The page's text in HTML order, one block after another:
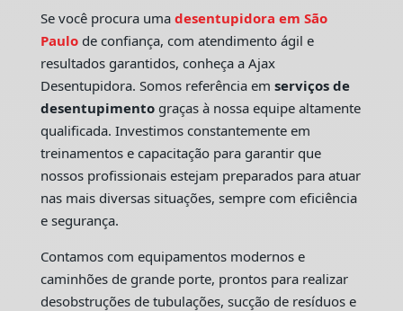
Se você procura uma desentupidora em São
Paulo de confiança, com atendimento ágil e
resultados garantidos, conheça a Ajax
Desentupidora. Somos referência em serviços de
desentupimentograças à nossa equipe altamente
qualificada. Investimos constantemente em
treinamentos e capacitação para garantir que
nossos profissionais estejam preparados para atuar
nas mais diversas situações, sempre com eficiência
e segurança.
Contamos com equipamentos modernos e
caminhões de grande porte, prontos para realizar
desobstruções de tubulações, sucção de resíduos e